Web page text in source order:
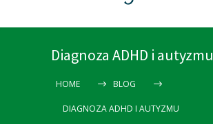
Diagnoza ADHD i autyzmu
HOME BLOG
DIAGNOZA ADHD I AUTYZMU